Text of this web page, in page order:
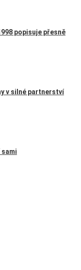
popisuje přesně
v silné partnerství